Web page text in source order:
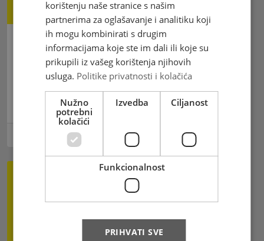
Anketni upitnik – Istraživanje
zadovoljstva i potreba korisnika
poštanskih usluga u BiH
Agencija za poštanski promet
02.04.2024
korištenju naše stranice s našim
partnerima za oglašavanje i analitiku koji
ih mogu kombinirati s drugim
informacijama koje ste im dali ili koje su
prikupili iz vašeg korištenja njihovih
usluga. Politike privatnosti i kolačića
Nužno
potrebni
kolačići
Izvedba Ciljanost
Funkcionalnost
PRIHVATI SVE